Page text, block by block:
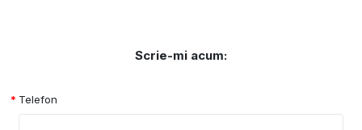
Scrie-mi acum:
Telefon